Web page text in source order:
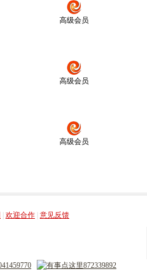
高级会员
高级会员
高级会员
欢迎合作 意见反馈